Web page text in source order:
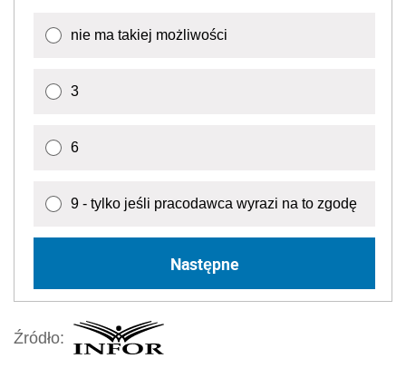
nie ma takiej możliwości
3
6
9 - tylko jeśli pracodawca wyrazi na to zgodę
Następne
Źródło: